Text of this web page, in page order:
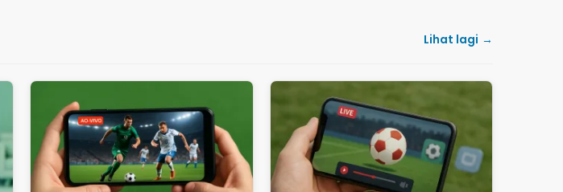
Lihat lagi